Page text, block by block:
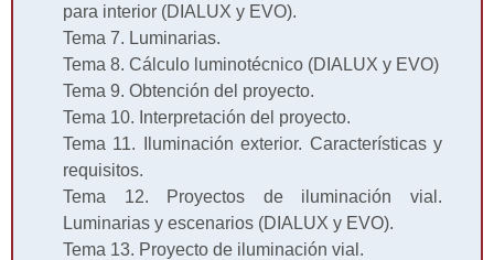
para interior (DIALUX y EVO).
Tema 7. Luminarias.
Tema 8. Cálculo luminotécnico (DIALUX y EVO)
Tema 9. Obtención del proyecto.
Tema 10. Interpretación del proyecto.
Tema 11. Iluminación exterior. Características y
requisitos.
Tema 12. Proyectos de iluminación vial.
Luminarias y escenarios (DIALUX y EVO).
Tema 13. Proyecto de iluminación vial.